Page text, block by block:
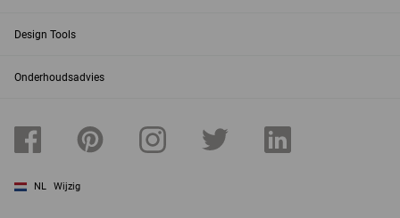
Design Tools
Onderhoudsadvies
NL Wijzig